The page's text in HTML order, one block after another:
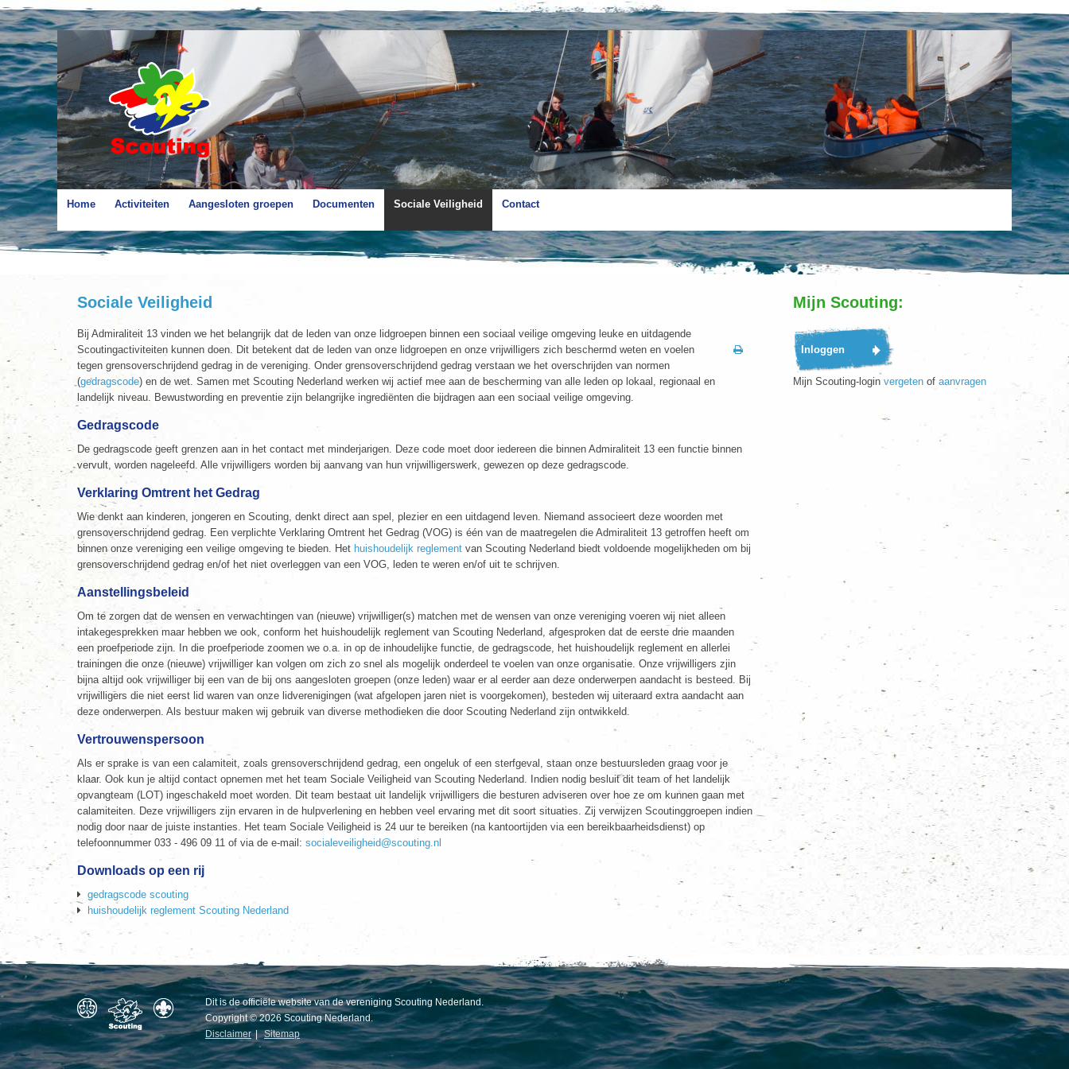
Home Activiteiten Aangesloten groepen Documenten Sociale Veiligheid Contact
Sociale Veiligheid
Bij Admiraliteit 13 vinden we het belangrijk dat de leden van onze lidgroepen binnen een sociaal veilige omgeving leuke en uitdagende
Scoutingactiviteiten kunnen doen. Dit betekent dat de leden van onze lidgroepen en onze vrijwilligers zich beschermd weten en voelen
tegen grensoverschrijdend gedrag in de vereniging. Onder grensoverschrijdend gedrag verstaan we het overschrijden van normen
(gedragscode) en de wet. Samen met Scouting Nederland werken wij actief mee aan de bescherming van alle leden op lokaal, regionaal en
landelijk niveau. Bewustwording en preventie zijn belangrijke ingrediënten die bijdragen aan een sociaal veilige omgeving.
Gedragscode
De gedragscode geeft grenzen aan in het contact met minderjarigen. Deze code moet door iedereen die binnen Admiraliteit 13 een functie binnen
vervult, worden nageleefd. Alle vrijwilligers worden bij aanvang van hun vrijwilligerswerk, gewezen op deze gedragscode.
Verklaring Omtrent het Gedrag
Wie denkt aan kinderen, jongeren en Scouting, denkt direct aan spel, plezier en een uitdagend leven. Niemand associeert deze woorden met
grensoverschrijdend gedrag. Een verplichte Verklaring Omtrent het Gedrag (VOG) is één van de maatregelen die Admiraliteit 13 getroffen heeft om
binnen onze vereniging een veilige omgeving te bieden. Het huishoudelijk reglement van Scouting Nederland biedt voldoende mogelijkheden om bij
grensoverschrijdend gedrag en/of het niet overleggen van een VOG, leden te weren en/of uit te schrijven.
Aanstellingsbeleid
Om te zorgen dat de wensen en verwachtingen van (nieuwe) vrijwilliger(s) matchen met de wensen van onze vereniging voeren wij niet alleen
intakegesprekken maar hebben we ook, conform het huishoudelijk reglement van Scouting Nederland, afgesproken dat de eerste drie maanden
een proefperiode zijn. In die proefperiode zoomen we o.a. in op de inhoudelijke functie, de gedragscode, het huishoudelijk reglement en allerlei
trainingen die onze (nieuwe) vrijwilliger kan volgen om zich zo snel als mogelijk onderdeel te voelen van onze organisatie. Onze vrijwilligers zjin
bijna altijd ook vrijwilliger bij een van de bij ons aangesloten groepen (onze leden) waar er al eerder aan deze onderwerpen aandacht is besteed. Bij
vrijwilligers die niet eerst lid waren van onze lidverenigingen (wat afgelopen jaren niet is voorgekomen), besteden wij uiteraard extra aandacht aan
deze onderwerpen. Als bestuur maken wij gebruik van diverse methodieken die door Scouting Nederland zijn ontwikkeld.
Vertrouwenspersoon
Als er sprake is van een calamiteit, zoals grensoverschrijdend gedrag, een ongeluk of een sterfgeval, staan onze bestuursleden graag voor je
klaar. Ook kun je altijd contact opnemen met het team Sociale Veiligheid van Scouting Nederland. Indien nodig besluit dit team of het landelijk
opvangteam (LOT) ingeschakeld moet worden. Dit team bestaat uit landelijk vrijwilligers die besturen adviseren over hoe ze om kunnen gaan met
calamiteiten. Deze vrijwilligers zijn ervaren in de hulpverlening en hebben veel ervaring met dit soort situaties. Zij verwijzen Scoutinggroepen indien
nodig door naar de juiste instanties. Het team Sociale Veiligheid is 24 uur te bereiken (na kantoortijden via een bereikbaarheidsdienst) op
telefoonnummer 033 - 496 09 11 of via de e-mail: socialeveiligheid@scouting.nl
Downloads op een rij
gedragscode scouting
huishoudelijk reglement Scouting Nederland
Mijn Scouting:
Mijn Scouting-login vergeten of aanvragen
Dit is de officiële website van de vereniging Scouting Nederland.
Copyright © 2026 Scouting Nederland.
Disclaimer | Sitemap